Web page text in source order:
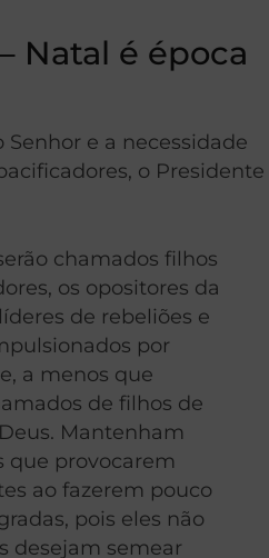
Natal é época
Senhor e a necessidade
o Presidente
chamados filhos
os opositores da
de rebeliões e
por
a menos que
de filhos de
Mantenham
que provocarem
ao fazerem pouco
pois eles não
desejam semear